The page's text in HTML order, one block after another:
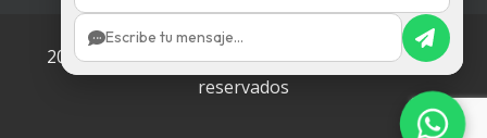
2002 - 2025 © QuiroVida
Todos los derechos
reservados